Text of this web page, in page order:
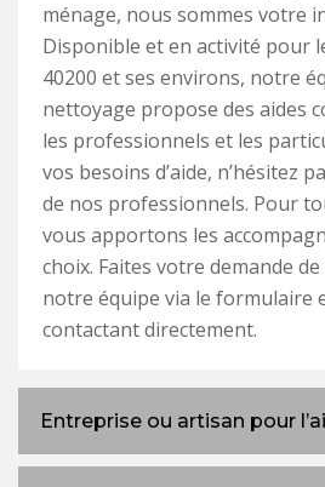
ménage, nous sommes votre
Disponible et en activité pour
40200 et ses environs, notre
nettoyage propose des aides
les professionnels et les
vos besoins d’aide, n’hésitez
de nos professionnels. Pour
vous apportons les
choix. Faites votre demande
notre équipe via le formulaire
contactant directement.
Entreprise ou artisan pour